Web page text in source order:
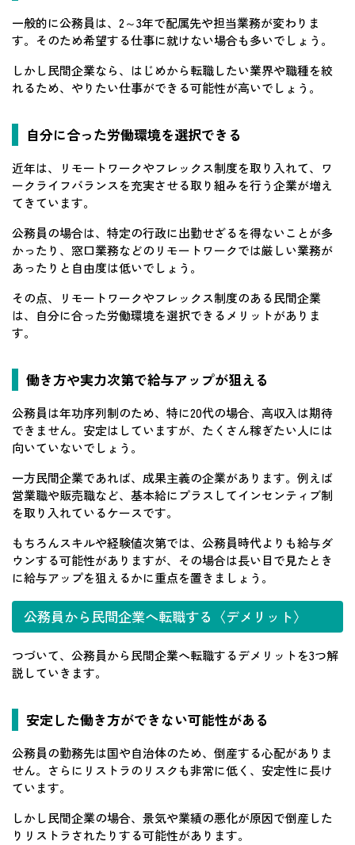
一般的に公務員は、2～3年で配属先や担当業務が変わりま
す。そのため希望する仕事に就けない場合も多いでしょう。
しかし民間企業なら、はじめから転職したい業界や職種を絞
れるため、やりたい仕事ができる可能性が高いでしょう。
自分に合った労働環境を選択できる
近年は、リモートワークやフレックス制度を取り入れて、ワ
ークライフバランスを充実させる取り組みを行う企業が増え
てきています。
公務員の場合は、特定の行政に出勤せざるを得ないことが多
かったり、窓口業務などのリモートワークでは厳しい業務が
あったりと自由度は低いでしょう。
その点、リモートワークやフレックス制度のある民間企業
は、自分に合った労働環境を選択できるメリットがありま
す。
働き方や実力次第で給与アップが狙える
公務員は年功序列制のため、特に20代の場合、高収入は期待
できません。安定はしていますが、たくさん稼ぎたい人には
向いていないでしょう。
一方民間企業であれば、成果主義の企業があります。例えば
営業職や販売職など、基本給にプラスしてインセンティブ制
を取り入れているケースです。
もちろんスキルや経験値次第では、公務員時代よりも給与ダ
ウンする可能性がありますが、その場合は長い目で見たとき
に給与アップを狙えるかに重点を置きましょう。
公務員から民間企業へ転職する〈デメリット〉
つづいて、公務員から民間企業へ転職するデメリットを3つ解
説していきます。
安定した働き方ができない可能性がある
公務員の勤務先は国や自治体のため、倒産する心配がありま
せん。さらにリストラのリスクも非常に低く、安定性に長け
ています。
しかし民間企業の場合、景気や業績の悪化が原因で倒産した
りリストラされたりする可能性があります。